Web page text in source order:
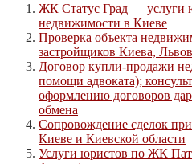
ЖК Статус Град — услуги
недвижимости в Киеве
Проверка объекта
застройщиков Киева,
Договор купли-продажи
помощи адвоката);
оформлению договоров
обмена
Сопровождение сделок
Киеве и Киевской области
Услуги юристов по ЖК